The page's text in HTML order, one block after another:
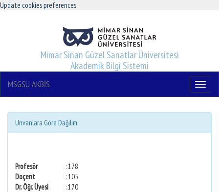
Update cookies preferences
Mimar Sinan Güzel Sanatlar Üniversitesi
Akademik Bilgi Sistemi
Menu
MSGSU AKBİS
Unvanlara Göre Dağılım
Profesör
: 178
Doçent
: 105
Dr. Öğr. Üyesi
: 170